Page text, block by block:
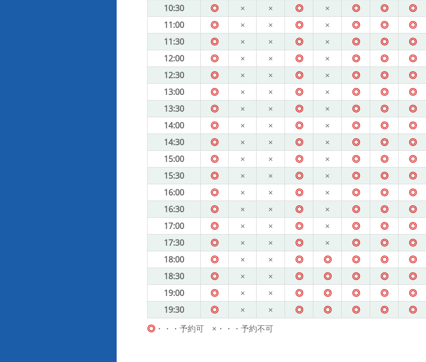
10:30
◎ × × ◎ × ◎ ◎ ◎
11:00
◎ × × ◎ × ◎ ◎ ◎
11:30
◎ × × ◎ × ◎ ◎ ◎
12:00
◎ × × ◎ × ◎ ◎ ◎
12:30
◎ × × ◎ × ◎ ◎ ◎
13:00
◎ × × ◎ × ◎ ◎ ◎
13:30
◎ × × ◎ × ◎ ◎ ◎
14:00
◎ × × ◎ × ◎ ◎ ◎
14:30
◎ × × ◎ × ◎ ◎ ◎
15:00
◎ × × ◎ × ◎ ◎ ◎
15:30
◎ × × ◎ × ◎ ◎ ◎
16:00
◎ × × ◎ × ◎ ◎ ◎
16:30
◎ × × ◎ × ◎ ◎ ◎
17:00
◎ × × ◎ × ◎ ◎ ◎
17:30
◎ × × ◎ × ◎ ◎ ◎
18:00
◎ × × ◎ ◎ ◎ ◎ ◎
18:30
◎ × × ◎ ◎ ◎ ◎ ◎
19:00
◎ × × ◎ ◎ ◎ ◎ ◎
19:30
◎ × × ◎ ◎ ◎ ◎ ◎
◎ ・・・予約可 ×・・・予約不可